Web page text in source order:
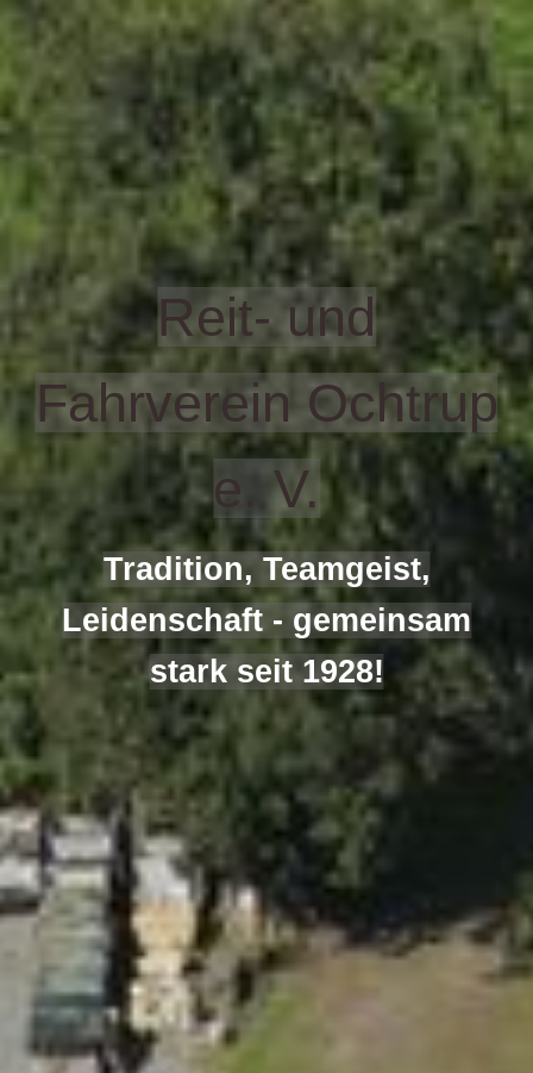
Reit- und
Fahrverein Ochtrup
e. V.
Tradition, Teamgeist,
Leidenschaft - gemeinsam
stark seit 1928!